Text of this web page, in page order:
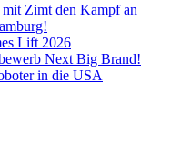
mit Zimt den Kampf an
Lift 2026
Next Big Brand!
in die USA